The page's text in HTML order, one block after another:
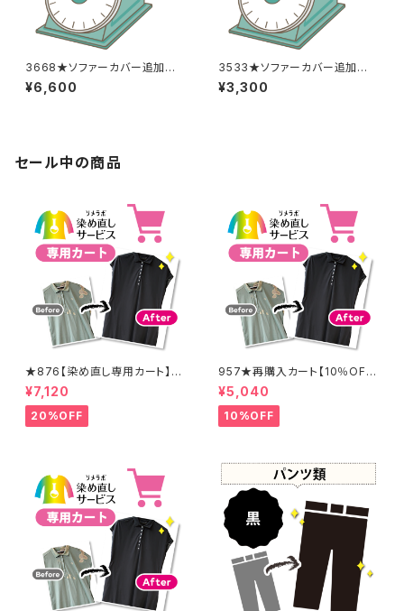
3668★ソファーカバー追加料
金
¥6,600
3533★ソファーカバー追加料
金
¥3,300
セール中の商品
★876【染め直し専用カート】8
900円
¥7,120
20%OFF
957★再購入カート【10％OF
F】
¥5,040
10%OFF